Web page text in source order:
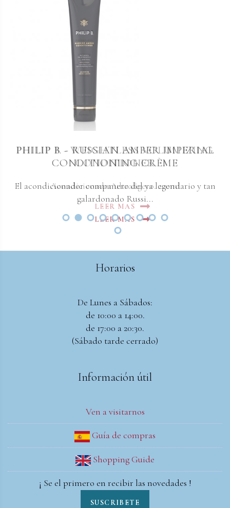
PHILIP B. - RUSSIAN AMBER IMPERIAL
CONDITIONING CRÈME
El acondicionador compañero del ya legendario y tan
galardonado Russi...
LEER MAS
PHILIP B - WEIGHTLESS VOLUMIZING
CONDITIONER
Acondicionador ultraligero. 220ml
LEER MAS
Horarios
De Lunes a Sábados:
de 10:00 a 14:00.
de 17:00 a 20:30.
(Sábado tarde cerrado)
Información útil
Ven a visitarnos
Guía de compras
Shopping Guide
¡ Se el primero en recibir las novedades !
SUSCRIBETE